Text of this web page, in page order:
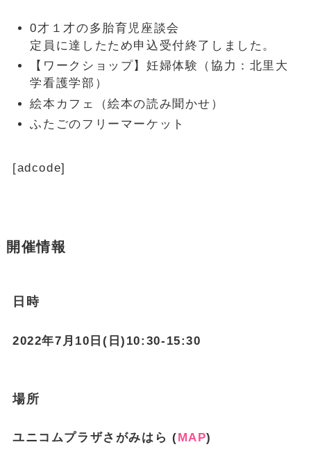
0才１才の多胎育児座談会
定員に達したため申込受付終了しました。
【ワークショップ】妊婦体験（協力：北里大
学看護学部）
絵本カフェ（絵本の読み聞かせ）
ふたごのフリーマーケット
[adcode]
開催情報
日時
2022年7月10日(日)10:30-15:30
場所
ユニコムプラザさがみはら ( MAP)